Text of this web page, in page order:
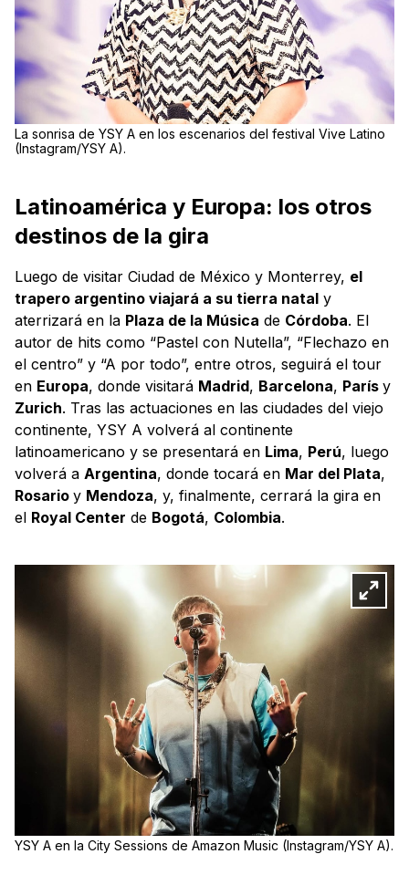
La sonrisa de YSY A en los escenarios del festival Vive Latino
(Instagram/YSY A).
Latinoamérica y Europa: los otros
destinos de la gira
Luego de visitar Ciudad de México y Monterrey, el
trapero argentino viajará a su tierra natal y
aterrizará en la Plaza de la Música de Córdoba. El
autor de hits como “Pastel con Nutella”, “Flechazo en
el centro” y “A por todo”, entre otros, seguirá el tour
en Europa, donde visitará Madrid, Barcelona, París y
Zurich. Tras las actuaciones en las ciudades del viejo
continente, YSY A volverá al continente
latinoamericano y se presentará en Lima, Perú, luego
volverá a Argentina, donde tocará en Mar del Plata,
Rosario y Mendoza, y, finalmente, cerrará la gira en
el Royal Center de Bogotá, Colombia.
YSY A en la City Sessions de Amazon Music (Instagram/YSY A).